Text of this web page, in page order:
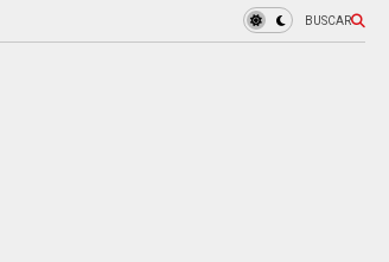
BUSCAR